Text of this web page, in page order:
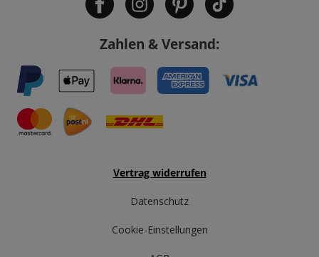
Zahlen & Versand:
Vertrag widerrufen
Datenschutz
Cookie-Einstellungen